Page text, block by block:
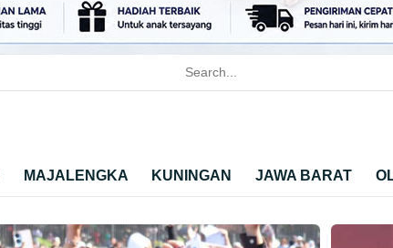
MAJALENGKA KUNINGAN JAWA BARAT